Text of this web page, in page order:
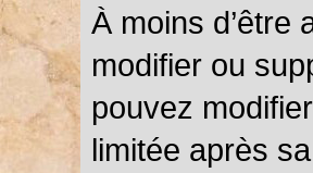
À moins d’être
modifier ou
pouvez
limitée après